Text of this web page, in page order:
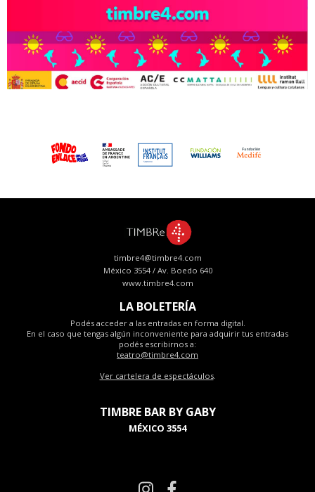
timbre4@timbre4.com
México 3554 / Av. Boedo 640
www.timbre4.com
LA BOLETERÍA
Podés acceder a las entradas en forma digital.
En el caso que tengas algún inconveniente para adquirir tus entradas
podés escribirnos a:
teatro@timbre4.com
Ver cartelera de espectáculos.
TIMBRE BAR BY GABY
MÉXICO 3554